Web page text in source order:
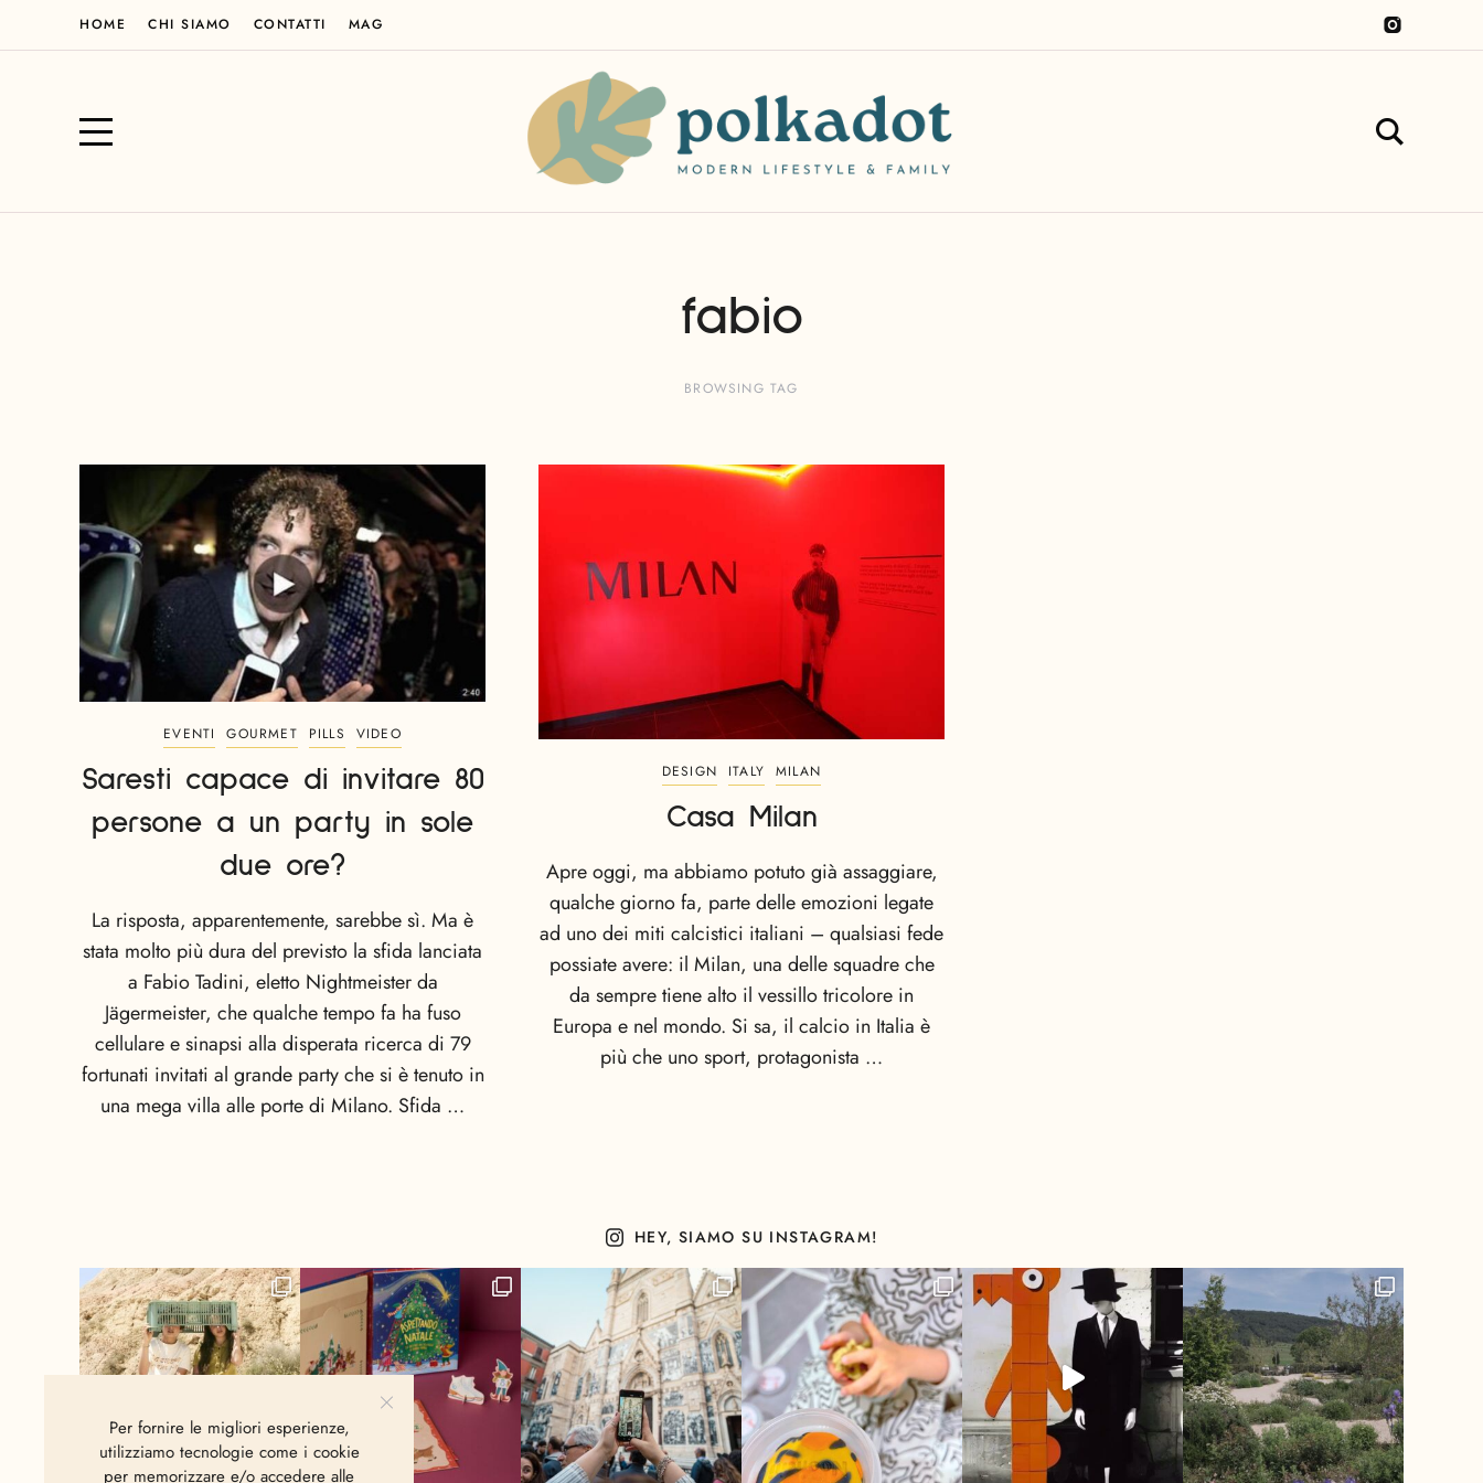
HOME CHI SIAMO CONTATTI MAG
fabio
BROWSING TAG
EVENTI GOURMET PILLS VIDEO
Saresti capace di invitare 80
persone a un party in sole
due ore?
La risposta, apparentemente, sarebbe sì. Ma è
stata molto più dura del previsto la sfida lanciata
a Fabio Tadini, eletto Nightmeister da
Jägermeister, che qualche tempo fa ha fuso
cellulare e sinapsi alla disperata ricerca di 79
fortunati invitati al grande party che si è tenuto in
una mega villa alle porte di Milano. Sfida …
DESIGN ITALY MILAN
Casa Milan
Apre oggi, ma abbiamo potuto già assaggiare,
qualche giorno fa, parte delle emozioni legate
ad uno dei miti calcistici italiani – qualsiasi fede
possiate avere: il Milan, una delle squadre che
da sempre tiene alto il vessillo tricolore in
Europa e nel mondo. Si sa, il calcio in Italia è
più che uno sport, protagonista …
HEY, SIAMO SU INSTAGRAM!
Per fornire le migliori esperienze,
utilizziamo tecnologie come i cookie
per memorizzare e/o accedere alle